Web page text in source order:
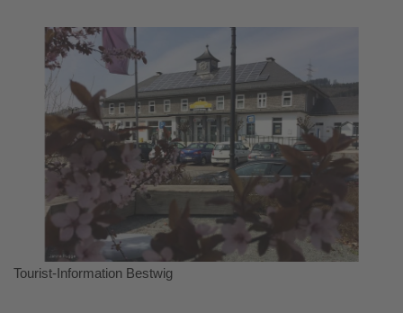
Tourist-Information Bestwig